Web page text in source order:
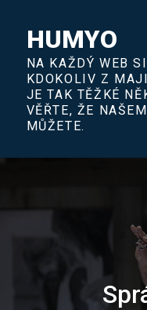
contentHUMYO
NA KAŽDÝ WEB
KDOKOLIV Z
JE TAK TĚŽKÉ
VĚŘTE, ŽE
MŮŽETE.